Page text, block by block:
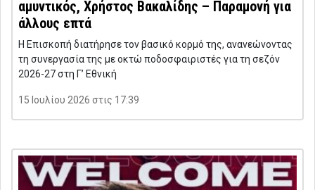
αμυντικός, Χρήστος Βακαλίδης – Παραμονή για
άλλους επτά
Η Επισκοπή διατήρησε τον βασικό κορμό της, ανανεώνοντας
τη συνεργασία της με οκτώ ποδοσφαιριστές για τη σεζόν
2026-27 στη Γ’ Εθνική
15 Ιουλίου 2026 στις 17:39